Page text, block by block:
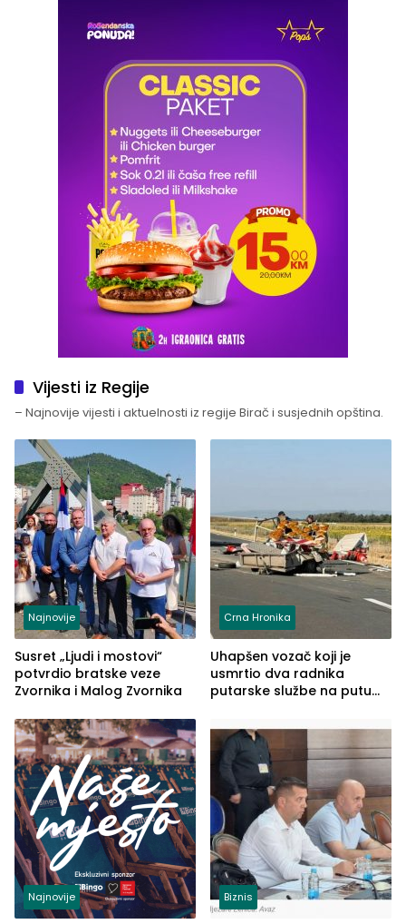
Vijesti iz Regije
– Najnovije vijesti i aktuelnosti iz regije Birač i susjednih opština.
Najnovije
Susret „Ljudi i mostovi“
potvrdio bratske veze
Zvornika i Malog Zvornika
Crna Hronika
Uhapšen vozač koji je
usmrtio dva radnika
putarske službe na putu
(FOTO)
Najnovije Biznis